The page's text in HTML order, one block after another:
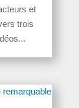
et
trois